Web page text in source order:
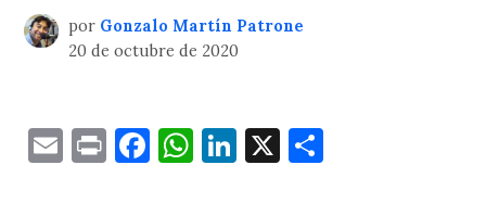
por Gonzalo Martín Patrone
20 de octubre de 2020
EmailPrintFacebook
WhatsApp
LinkedIn
X